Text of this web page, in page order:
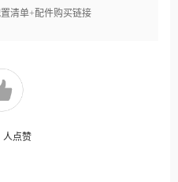
清单+配件购买链接
人点赞